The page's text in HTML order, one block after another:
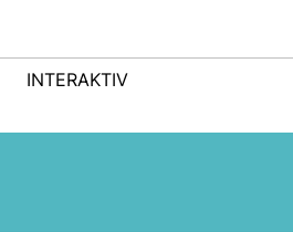
INTERAKTIV